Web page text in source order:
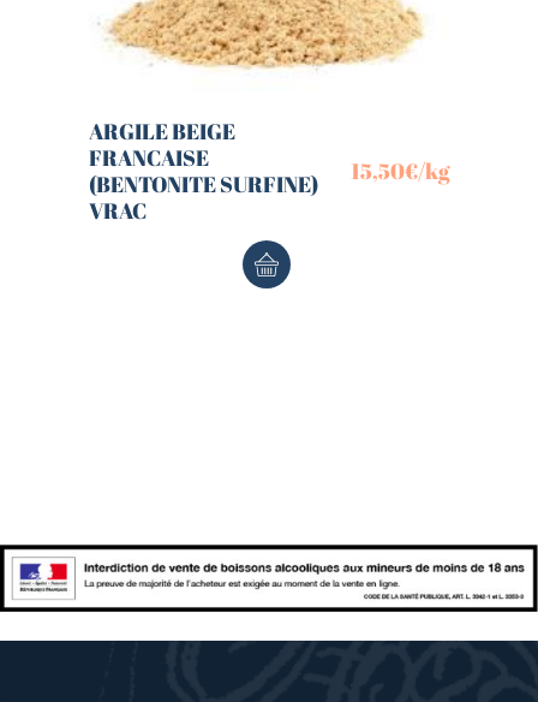
ARGILE BEIGE
FRANCAISE
(BENTONITE SURFINE)
VRAC
15,50€/kg